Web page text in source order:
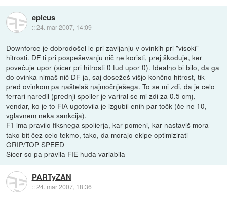
epicus
::24. mar 2007, 14:09
Downforce je dobrodošel le pri zavijanju v ovinkih pri "visoki"
hitrosti. DF ti pri pospeševanju nič ne koristi, prej škoduje, ker
povečuje upor (sicer pri hitrosti 0 tud upor 0). Idealno bi bilo, da ga
do ovinka nimaš nič DF-ja, saj dosežeš višjo končno hitrost, tik
pred ovinkom pa naštelaš najmočnješega. To se mi zdi, da je celo
ferrari naredil (prednji spoiler je variral se mi zdi za 0.5 cm),
vendar, ko je to FIA ugotovila je izgubil enih par točk (če ne 10,
vglavnem neka sankcija).
F1 ima pravilo fiksnega spolierja, kar pomeni, kar nastaviš mora
tako bit čez celo tekmo, tako, da morajo ekipe optimizirati
GRIP/TOP SPEED
Sicer so pa pravila FIE huda variabila
PARTyZAN
::24. mar 2007, 18:36